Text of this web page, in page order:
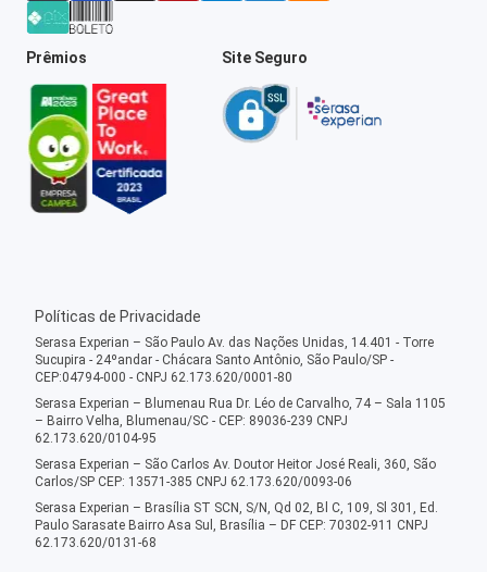
Prêmios Site Seguro
Políticas de Privacidade
Serasa Experian – São Paulo Av. das Nações Unidas, 14.401 - Torre
Sucupira - 24ºandar - Chácara Santo Antônio, São Paulo/SP -
CEP:04794-000 - CNPJ 62.173.620/0001-80
Serasa Experian – Blumenau Rua Dr. Léo de Carvalho, 74 – Sala 1105
– Bairro Velha, Blumenau/SC - CEP: 89036-239 CNPJ
62.173.620/0104-95
Serasa Experian – São Carlos Av. Doutor Heitor José Reali, 360, São
Carlos/SP CEP: 13571-385 CNPJ 62.173.620/0093-06
Serasa Experian – Brasília ST SCN, S/N, Qd 02, Bl C, 109, Sl 301, Ed.
Paulo Sarasate Bairro Asa Sul, Brasília – DF CEP: 70302-911 CNPJ
62.173.620/0131-68